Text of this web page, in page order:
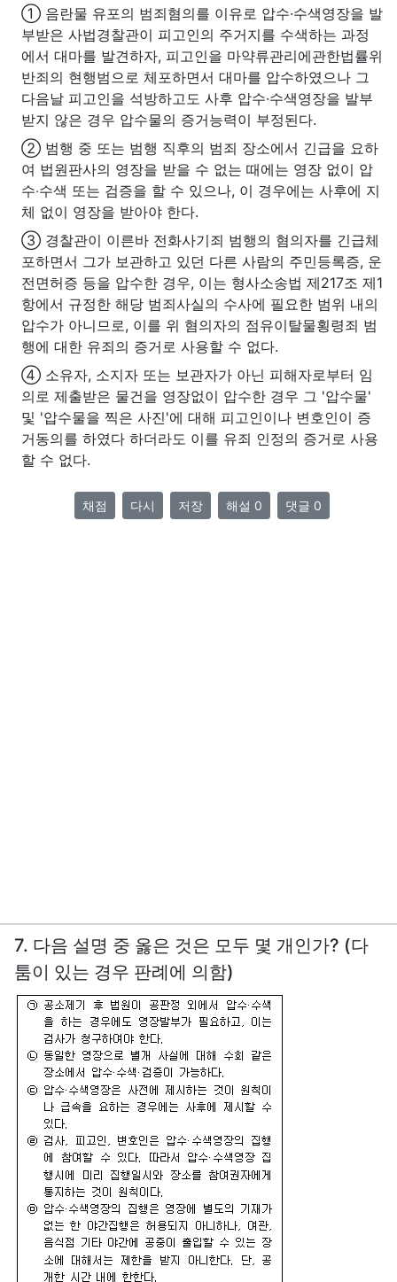
① 음란물 유포의 범죄혐의를 이유로 압수·수색영장을 발
부받은 사법경찰관이 피고인의 주거지를 수색하는 과정
에서 대마를 발견하자, 피고인을 마약류관리에관한법률위
반죄의 현행범으로 체포하면서 대마를 압수하였으나 그
다음날 피고인을 석방하고도 사후 압수·수색영장을 발부
받지 않은 경우 압수물의 증거능력이 부정된다.
② 범행 중 또는 범행 직후의 범죄 장소에서 긴급을 요하
여 법원판사의 영장을 받을 수 없는 때에는 영장 없이 압
수‧수색 또는 검증을 할 수 있으나, 이 경우에는 사후에 지
체 없이 영장을 받아야 한다.
③ 경찰관이 이른바 전화사기죄 범행의 혐의자를 긴급체
포하면서 그가 보관하고 있던 다른 사람의 주민등록증, 운
전면허증 등을 압수한 경우, 이는 형사소송법 제217조 제1
항에서 규정한 해당 범죄사실의 수사에 필요한 범위 내의
압수가 아니므로, 이를 위 혐의자의 점유이탈물횡령죄 범
행에 대한 유죄의 증거로 사용할 수 없다.
④ 소유자, 소지자 또는 보관자가 아닌 피해자로부터 임
의로 제출받은 물건을 영장없이 압수한 경우 그 '압수물'
및 '압수물을 찍은 사진'에 대해 피고인이나 변호인이 증
거동의를 하였다 하더라도 이를 유죄 인정의 증거로 사용
할 수 없다.
채점 다시 저장 해설 0 댓글 0
7. 다음 설명 중 옳은 것은 모두 몇 개인가? (다
툼이 있는 경우 판례에 의함)